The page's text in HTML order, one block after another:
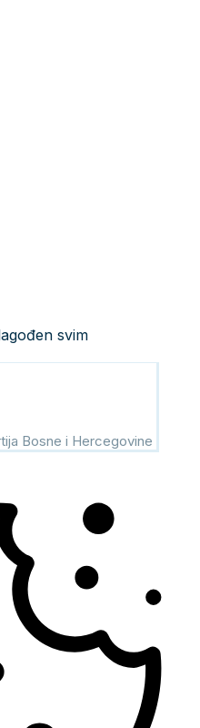
svim
Bosne i Hercegovine